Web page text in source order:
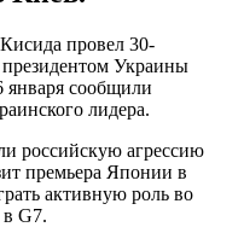
провел 30-
Украины
сообщили
лидера.
российскую агрессию
премьера Японии в
активную роль во
в G7.